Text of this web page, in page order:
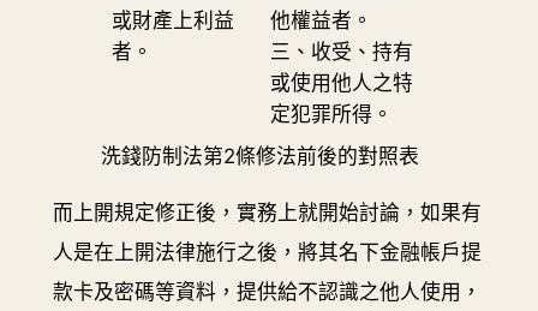
或財產上利益
者。
他權益者。
三、收受、持有
或使用他人之特
定犯罪所得。
洗錢防制法第2條修法前後的對照表
而上開規定修正後，實務上就開始討論，如果有
人是在上開法律施行之後，將其名下金融帳戶提
款卡及密碼等資料，提供給不認識之他人使用，